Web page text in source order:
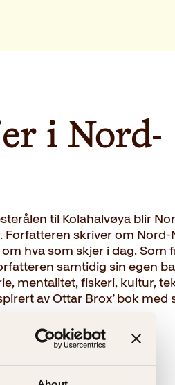
i Nord-
til Kolahalvøya blir
Forfatteren skriver om
hva som skjer i dag. Som
samtidig sin egen
mentalitet, fiskeri, kultur,
av Ottar Brox’ bok med